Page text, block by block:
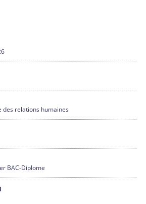
des relations humaines
BAC-Diplome